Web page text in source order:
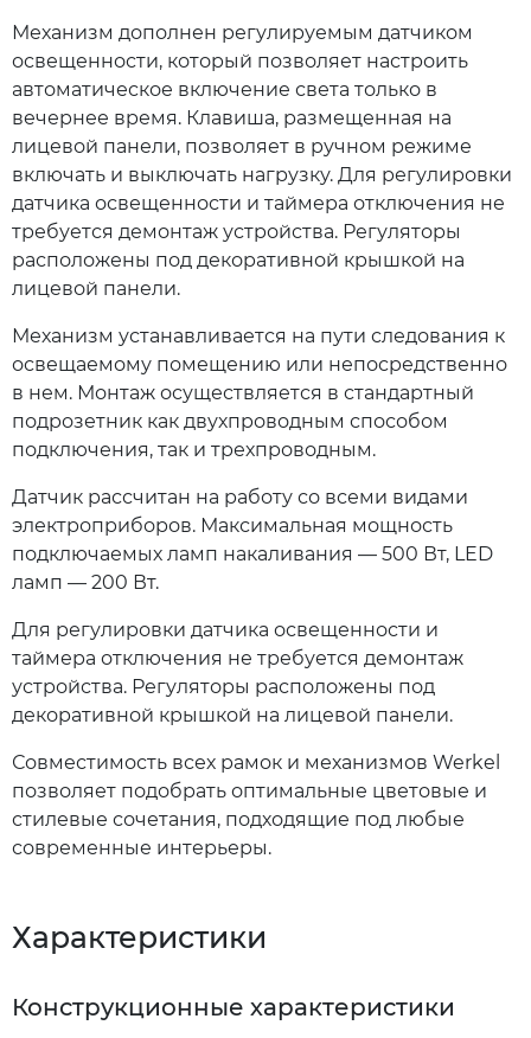
Механизм дополнен регулируемым датчиком
освещенности, который позволяет настроить
автоматическое включение света только в
вечернее время. Клавиша, размещенная на
лицевой панели, позволяет в ручном режиме
включать и выключать нагрузку. Для регулировки
датчика освещенности и таймера отключения не
требуется демонтаж устройства. Регуляторы
расположены под декоративной крышкой на
лицевой панели.
Механизм устанавливается на пути следования к
освещаемому помещению или непосредственно
в нем. Монтаж осуществляется в стандартный
подрозетник как двухпроводным способом
подключения, так и трехпроводным.
Датчик рассчитан на работу со всеми видами
электроприборов. Максимальная мощность
подключаемых ламп накаливания — 500 Вт, LED
ламп — 200 Вт.
Для регулировки датчика освещенности и
таймера отключения не требуется демонтаж
устройства. Регуляторы расположены под
декоративной крышкой на лицевой панели.
Совместимость всех рамок и механизмов Werkel
позволяет подобрать оптимальные цветовые и
стилевые сочетания, подходящие под любые
современные интерьеры.
Характеристики
Конструкционные характеристики